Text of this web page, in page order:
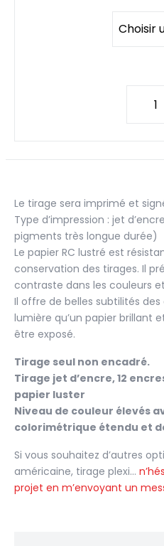
de
street
Songs
l'âme
en
liberté
Le tirage sera imprimé et
Type d’impression : jet
pigments très longue durée)
Le papier RC lustré est
conservation des tirages. Il
contraste dans les couleurs
Il offre de belles subtilités
lumière qu’un papier brillant
être exposé.
Tirage seul non encadré.
Tirage jet d’encre, 12
papier luster
Niveau de couleur élevés
colorimétrique étendu et
Si vous souhaitez d’autres
américaine, tirage plexi…
projet en m’envoyant un